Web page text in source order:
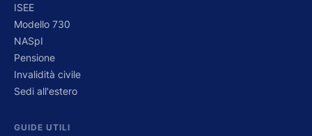
ISEE
Modello 730
NASpI
Pensione
Invalidità civile
Sedi all'estero
GUIDE UTILI